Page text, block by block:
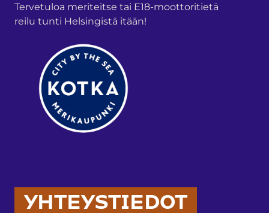
Tervetuloa meriteitse tai E18-moottoritietä
reilu tunti Helsingistä itään!
YHTEYSTIEDOT